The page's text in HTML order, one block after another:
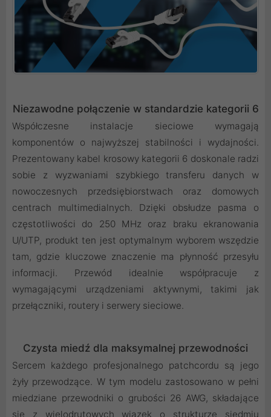
Niezawodne połączenie w standardzie kategorii 6
Współczesne instalacje sieciowe wymagają
komponentów o najwyższej stabilności i wydajności.
Prezentowany kabel krosowy kategorii 6 doskonale radzi
sobie z wyzwaniami szybkiego transferu danych w
nowoczesnych przedsiębiorstwach oraz domowych
centrach multimedialnych. Dzięki obsłudze pasma o
częstotliwości do 250 MHz oraz braku ekranowania
U/UTP, produkt ten jest optymalnym wyborem wszędzie
tam, gdzie kluczowe znaczenie ma płynność przesyłu
informacji. Przewód idealnie współpracuje z
wymagającymi urządzeniami aktywnymi, takimi jak
przełączniki, routery i serwery sieciowe.
Czysta miedź dla maksymalnej przewodności
Sercem każdego profesjonalnego patchcordu są jego
żyły przewodzące. W tym modelu zastosowano w pełni
miedziane przewodniki o grubości 26 AWG, składające
się z wielodrutowych wiązek o strukturze siedmiu